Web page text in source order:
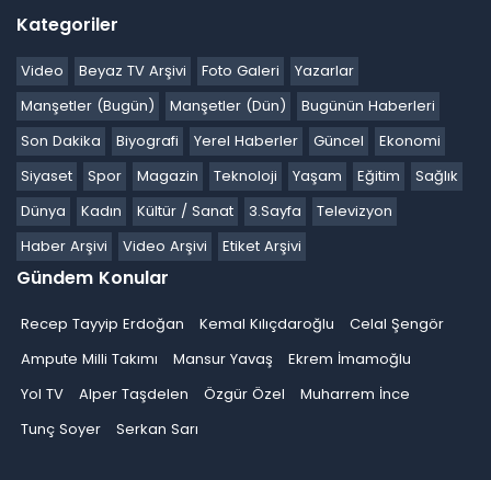
Kategoriler
Video Beyaz TV Arşivi Foto Galeri
Yazarlar
Manşetler (Bugün)
Manşetler (Dün)
Bugünün Haberleri
Son Dakika
Biyografi Yerel Haberler Güncel
Ekonomi
Siyaset
Spor Magazin Teknoloji Yaşam Eğitim
Sağlık
Dünya
Kadın Kültür / Sanat 3.Sayfa
Televizyon
Haber Arşivi
Video Arşivi Etiket Arşivi
Gündem Konular
Recep Tayyip Erdoğan Kemal Kılıçdaroğlu
Celal Şengör
Ampute Milli Takımı
Mansur Yavaş
Ekrem İmamoğlu
Yol TV
Alper Taşdelen Özgür Özel
Muharrem İnce
Tunç Soyer
Serkan Sarı